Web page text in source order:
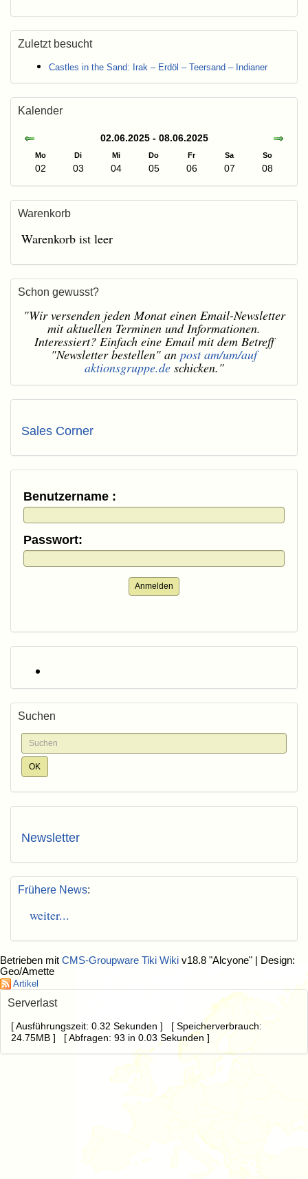
Zuletzt besucht
Castles in the Sand: Irak – Erdöl – Teersand – Indianer
Kalender
02.06.2025 - 08.06.2025
Mo Di Mi Do Fr Sa So
02 03 04 05 06 07 08
Warenkorb
Warenkorb ist leer
Schon gewusst?
"Wir versenden jeden Monat einen Email-Newsletter
mit aktuellen Terminen und Informationen.
Interessiert? Einfach eine Email mit dem Betreff
"Newsletter bestellen" an post am/um/auf
aktionsgruppe.deschicken."
Sales Corner
Benutzername :
Passwort:
Anmelden
Suchen
Newsletter
Frühere News:
weiter...
Betrieben mit CMS-Groupware Tiki Wiki v18.8 "Alcyone" | Design:
Geo/Amette
Artikel
Serverlast
[ Ausführungszeit: 0.32 Sekunden ] [ Speicherverbrauch:
24.75MB ] [ Abfragen: 93 in 0.03 Sekunden ]